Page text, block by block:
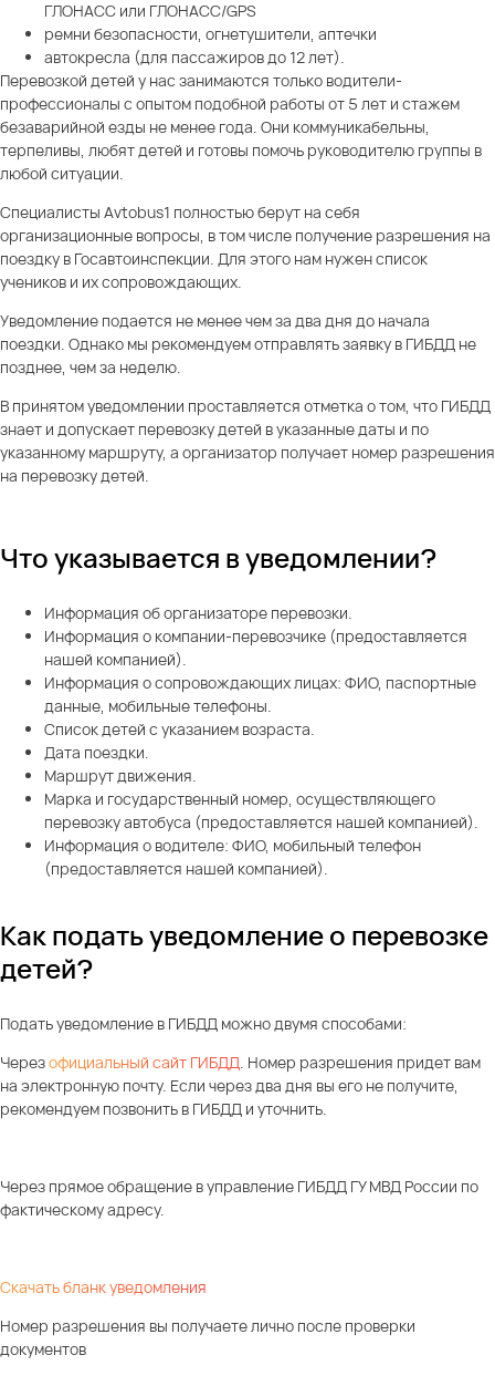
ГЛОНАСС или ГЛОНАСС/GPS
ремни безопасности, огнетушители, аптечки
автокресла (для пассажиров до 12 лет).
Перевозкой детей у нас занимаются только водители-
профессионалы с опытом подобной работы от 5 лет и стажем
безаварийной езды не менее года. Они коммуникабельны,
терпеливы, любят детей и готовы помочь руководителю группы в
любой ситуации.
Специалисты Avtobus1 полностью берут на себя
организационные вопросы, в том числе получение разрешения на
поездку в Госавтоинспекции. Для этого нам нужен список
учеников и их сопровождающих.
Уведомление подается не менее чем за два дня до начала
поездки. Однако мы рекомендуем отправлять заявку в ГИБДД не
позднее, чем за неделю.
В принятом уведомлении проставляется отметка о том, что ГИБДД
знает и допускает перевозку детей в указанные даты и по
указанному маршруту, а организатор получает номер разрешения
на перевозку детей.
Что указывается в уведомлении?
Информация об организаторе перевозки.
Информация о компании-перевозчике (предоставляется
нашей компанией).
Информация о сопровождающих лицах: ФИО, паспортные
данные, мобильные телефоны.
Список детей с указанием возраста.
Дата поездки.
Маршрут движения.
Марка и государственный номер, осуществляющего
перевозку автобуса (предоставляется нашей компанией).
Информация о водителе: ФИО, мобильный телефон
(предоставляется нашей компанией).
Как подать уведомление о перевозке
детей?
Подать уведомление в ГИБДД можно двумя способами:
Черезофициальный сайт ГИБДД. Номер разрешения придет вам
на электронную почту. Если через два дня вы его не получите,
рекомендуем позвонить в ГИБДД и уточнить.
Через прямое обращение в управление ГИБДД ГУ МВД России по
фактическому адресу.
Скачать бланк уведомления
Номер разрешения вы получаете лично после проверки
документов